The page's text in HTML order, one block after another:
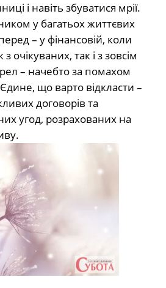
і навіть збуватися мрії.
у багатьох життєвих
– у фінансовій, коли
очікуваних, так і з зовсім
– начебто за помахом
що варто відкласти –
договорів та
угод, розрахованих на